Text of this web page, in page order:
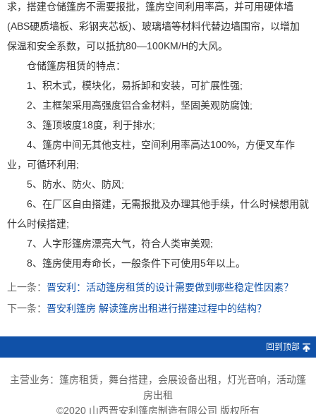
求，搭建仓储篷房不需要报批，篷房空间利用率高，并可用硬体墙
(ABS硬质墙板、彩钢夹芯板)、玻璃墙等材料代替边墙围帘，以增加
保温和安全系数，可以抵抗80—100KM/H的大风。
仓储篷房租赁的特点：
1、积木式，模块化，易拆卸和安装，可扩展性强;
2、主框架采用高强度铝合金材料，坚固美观防腐蚀;
3、篷顶坡度18度，利于排水;
4、篷房中间无其他支柱，空间利用率高达100%，方便叉车作
业，可循环利用;
5、防水、防火、防风;
6、在厂区自由搭建，无需报批及办理其他手续，什么时候想用就
什么时候搭建;
7、人字形篷房漂亮大气，符合人类审美观;
8、篷房使用寿命长，一般条件下可使用5年以上。
上一条： 晋安利：活动篷房租赁的设计需要做到哪些稳定性因素？
下一条： 晋安利篷房 解读篷房出租进行搭建过程中的结构？
回到顶部
主营业务：篷房租赁，舞台搭建，会展设备出租，灯光音响，活动篷
房出租
©2020 山西晋安利篷房制造有限公司 版权所有